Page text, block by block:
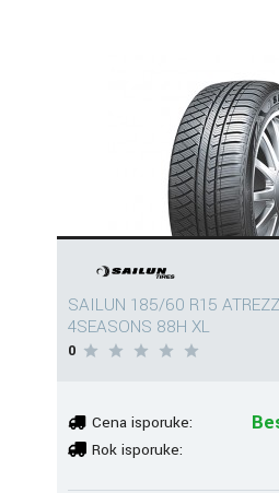
SAILUN 185/60 R15
4SEASONS 88H XL
0
Cena isporuke:
Rok isporuke: